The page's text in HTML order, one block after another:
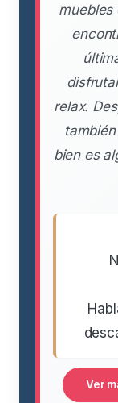
muebles
relax.
bien es
Ver